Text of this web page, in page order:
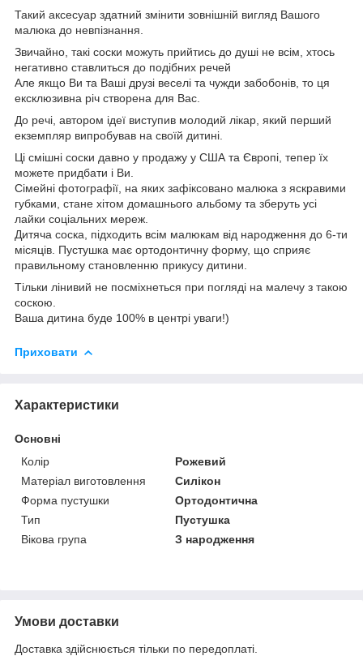
Такий аксесуар здатний змінити зовнішній вигляд Вашого
малюка до невпізнання.
Звичайно, такі соски можуть прийтись до душі не всім, хтось
негативно ставлиться до подібних речей
Але якщо Ви та Ваші друзі веселі та чужди забобонів, то ця
ексклюзивна річ створена для Вас.
До речі, автором ідеї виступив молодий лікар, який перший
екземпляр випробував на своїй дитині.
Ці смішні соски давно у продажу у США та Європі, тепер їх
можете придбати і Ви.
Сімейні фотографії, на яких зафіксовано малюка з яскравими
губками, стане хітом домашнього альбому та зберуть усі
лайки соціальних мереж.
Дитяча соска, підходить всім малюкам від народження до 6-ти
місяців. Пустушка має ортодонтичну форму, що сприяє
правильному становленню прикусу дитини.
Тільки лінивий не посміхнеться при погляді на малечу з такою
соскою.
Ваша дитина буде 100% в центрі уваги!)
Приховати
Характеристики
Основні
Колір
Рожевий
Матеріал виготовлення
Силікон
Форма пустушки
Ортодонтична
Тип
Пустушка
Вікова група
З народження
Умови доставки
Доставка здійснюється тільки по передоплаті.